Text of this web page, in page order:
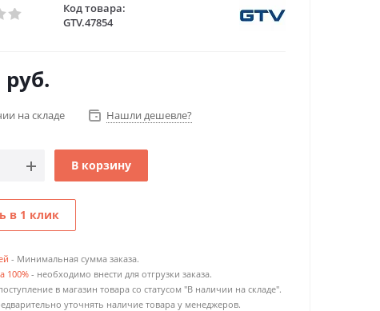
Код товара:
GTV.47854
руб.
на складе Нашли дешевле?
В корзину
в 1 клик
- Минимальная сумма заказа.
100% - необходимо внести для отгрузки заказа.
в магазин товара со статусом "В наличии на складе".
уточнять наличие товара у менеджеров.